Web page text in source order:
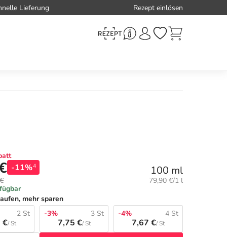
Lieferung Rezept einlösen
-11%4 100 ml
Grundpreis:
79,90 €/1 l
mehr sparen
2 St
€/ St
-3% 3 St
7,75 €/ St
-4% 4 St
7,67 €/ St